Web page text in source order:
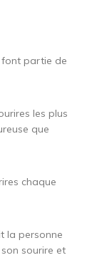
font partie de
les plus
que
chaque
la personne
sourire et